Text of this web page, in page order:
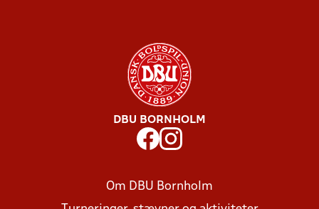
DBU BORNHOLM
Om DBU Bornholm